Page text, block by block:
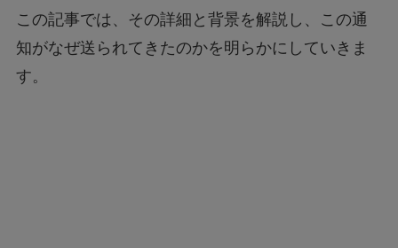
この記事では、その詳細と背景を解説し、この通
知がなぜ送られてきたのかを明らかにしていきま
す。